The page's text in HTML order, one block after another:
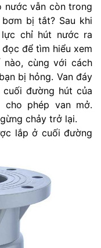
nước vẫn còn trong
bị tắt? Sau khi
chỉ hút nước ra
để tìm hiểu xem
cùng với cách
bị hỏng. Van đáy
đường hút của
phép van mở.
chảy trở lại.
lắp ở cuối đường